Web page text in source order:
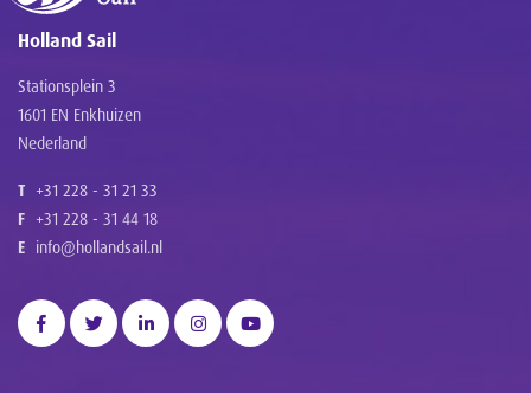
Holland Sail
Stationsplein 3
1601 EN Enkhuizen
Nederland
T +31 228 - 31 21 33
F +31 228 - 31 44 18
E info@hollandsail.nl